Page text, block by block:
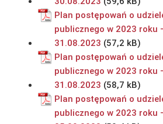
Plan postępowań o
publicznego w 2023 roku
31.08.2023
Plan postępowań o
publicznego w 2023 roku
31.08.2023
Plan postępowań o
publicznego w 2023 roku